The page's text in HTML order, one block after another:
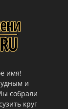
имя!
и
собрали
круг